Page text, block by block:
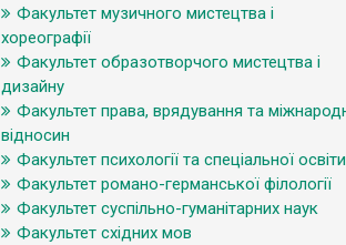
Факультет музичного мистецтва і
хореографії
Факультет образотворчого мистецтва і
дизайну
Факультет права, врядування та
відносин
Факультет психології та спеціальної освіти
Факультет романо-германської філології
Факультет суспільно-гуманітарних наук
Факультет східних мов